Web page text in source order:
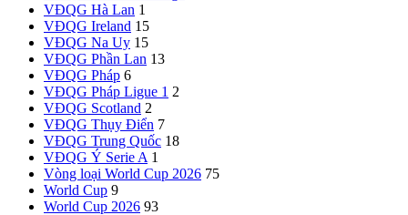
VĐQG Hà Lan 1
VĐQG Ireland 15
VĐQG Na Uy 15
VĐQG Phần Lan 13
VĐQG Pháp 6
VĐQG Pháp Ligue 1 2
VĐQG Scotland 2
VĐQG Thụy Điển 7
VĐQG Trung Quốc 18
VĐQG Ý Serie A 1
Vòng loại World Cup 2026 75
World Cup 9
World Cup 2026 93